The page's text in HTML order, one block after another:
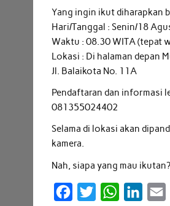
Yang ingin ikut diharapkan
Hari/Tanggal : Senin/18
Waktu : 08.30 WITA (tepat
Lokasi : Di halaman depan
Jl. Balaikota No. 11A
Pendaftaran dan informasi
081355024402
Selama di lokasi akan
kamera.
Nah, siapa yang mau ikutan?
W